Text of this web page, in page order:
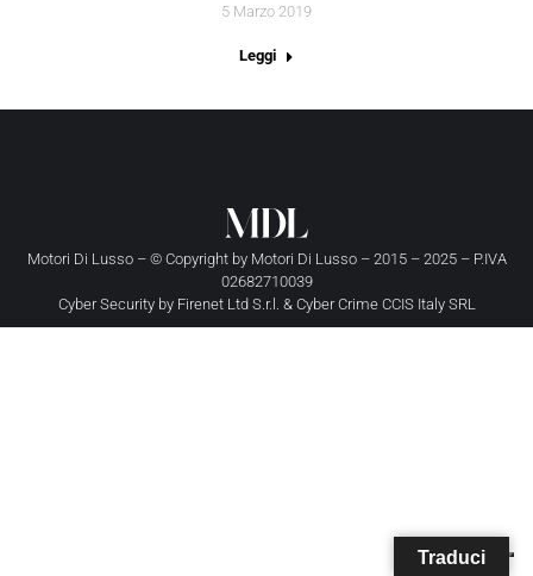
5 Marzo 2019
Leggi
Motori Di Lusso – © Copyright by Motori Di Lusso– 2015 – 2025 – P.IVA
02682710039
Cyber Security by Firenet Ltd S.r.l. & Cyber Crime CCIS Italy SRL
Traduci